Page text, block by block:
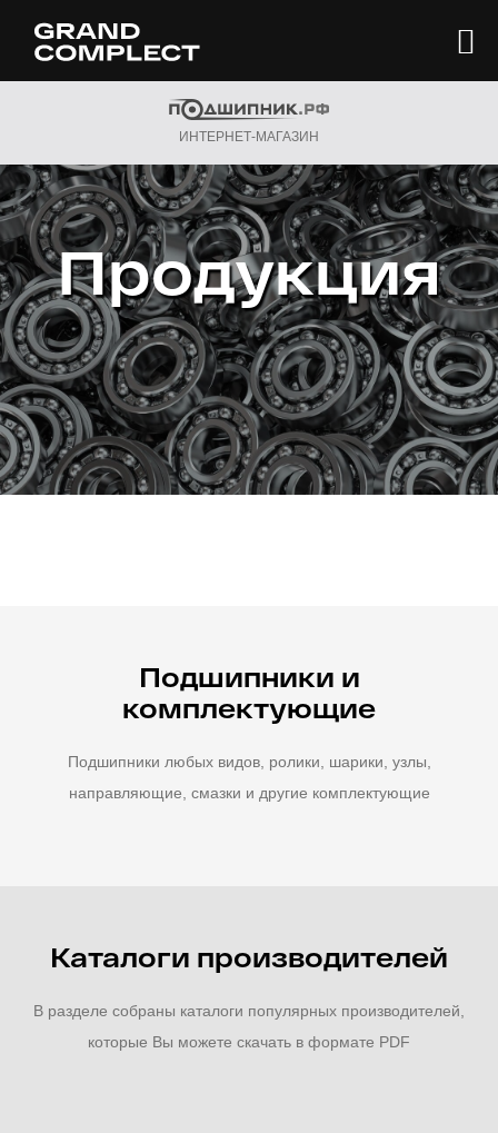
ИНТЕРНЕТ-МАГАЗИН
Продукция
Подшипники и
комплектующие
Подшипники любых видов, ролики, шарики, узлы,
направляющие, смазки и другие комплектующие
Каталоги производителей
В разделе собраны каталоги популярных производителей,
которые Вы можете скачать в формате PDF